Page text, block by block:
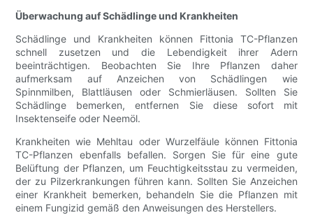
Überwachung auf Schädlinge und Krankheiten
Schädlinge und Krankheiten können Fittonia TC-Pflanzen
schnell zusetzen und die Lebendigkeit ihrer Adern
beeinträchtigen. Beobachten Sie Ihre Pflanzen daher
aufmerksam auf Anzeichen von Schädlingen wie
Spinnmilben, Blattläusen oder Schmierläusen. Sollten Sie
Schädlinge bemerken, entfernen Sie diese sofort mit
Insektenseife oder Neemöl.
Krankheiten wie Mehltau oder Wurzelfäule können Fittonia
TC-Pflanzen ebenfalls befallen. Sorgen Sie für eine gute
Belüftung der Pflanzen, um Feuchtigkeitsstau zu vermeiden,
der zu Pilzerkrankungen führen kann. Sollten Sie Anzeichen
einer Krankheit bemerken, behandeln Sie die Pflanzen mit
einem Fungizid gemäß den Anweisungen des Herstellers.